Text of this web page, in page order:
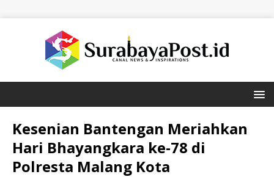
Kesenian Bantengan Meriahkan
Hari Bhayangkara ke-78 di
Polresta Malang Kota